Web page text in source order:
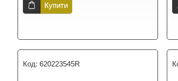
Купити
620223545R